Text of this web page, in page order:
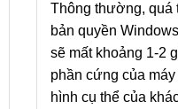
Thông thường, quá
bản quyền
sẽ mất khoảng 1-2
phần cứng của
hình cụ thể của